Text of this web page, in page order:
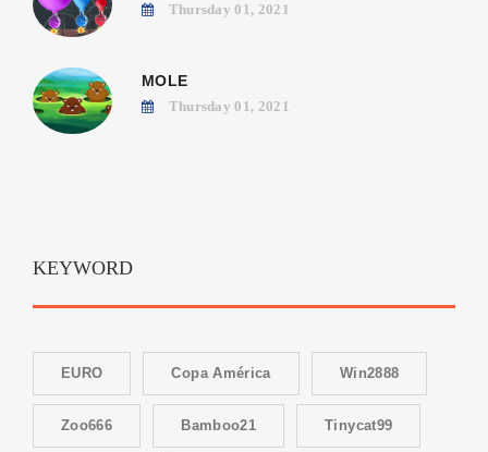
Thursday 01, 2021
MOLE
Thursday 01, 2021
KEYWORD
EURO Copa América Win2888
Zoo666 Bamboo21 Tinycat99